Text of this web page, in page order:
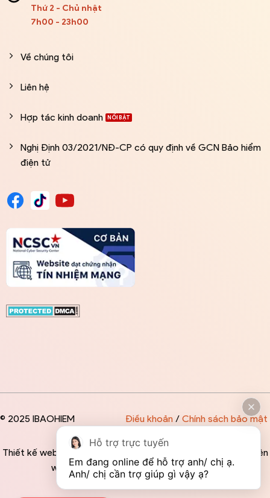
Thứ 2 - Chủ nhật
7h00 - 23h00
Về chúng tôi
Liên hệ
Hợp tác kinh doanh
Nghị Định 03/2021/NĐ-CP có quy định về GCN Bảo hiểm
điện tử
© 2025 IBAOHIEM
Thiết kế website độc quyền bởi IBAOHIEM - Mọi thông tin trên
website đều mang tính chất tham khảo
Điều khoản/ Chính sách bảo mật
Hỗ trợ trực tuyến
Em đang online để hỗ trợ anh/ chị ạ.
Anh/ chị cần trợ giúp gì vậy ạ?